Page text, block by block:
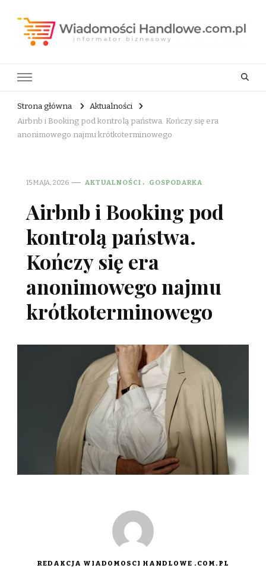
Strona główna
Aktualności
Airbnb i Booking pod kontrolą państwa. Kończy się era
anonimowego najmu krótkoterminowego
15 MAJA, 2026 AKTUALNOŚCI GOSPODARKA
Airbnb i Booking pod
kontrolą państwa.
Kończy się era
anonimowego najmu
krótkoterminowego
REDAKCJA WIADOMOSCI HANDLOWE .COM.PL